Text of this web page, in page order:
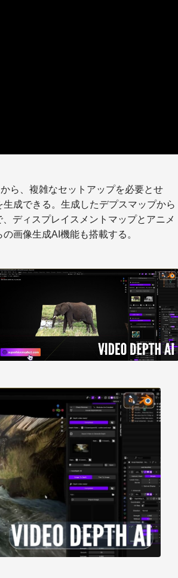
ら、複雑なセットアップを必要とせ
成できる。生成したデプスマップから
ディスプレイスメントマップとアニメ
画像生成AI機能も搭載する。